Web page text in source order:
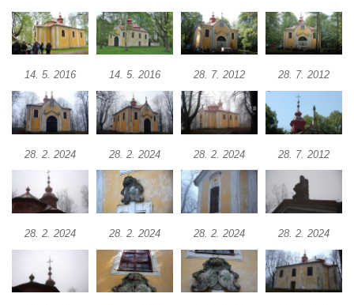
Kaple Panny Marie v Kunčicích nad Labem
Hrobová kaple na hřbitově v Rychnově u
Jablonce nad Nisou
Márnice/hřbitovní kaple na hřbitově v
Rychnově u Jablonce nad Nisou
Výklenková kaple u rozcestí u domu čp. 42
v Krásné u Pěnčína
Márnice na hřbitově v Krásné u Pěnčína
Výklenková kaple naproti domu čp. 34 v
Krásné u Pěnčína
Kostel svatého Josefa v Krásné u Pěnčína
Kostel Panny Marie Pomocné s Ivanitskou
14. 5. 2016 14. 5. 2016 28. 7. 2012 28. 7. 2012
28. 2. 2024 28. 2. 2024 28. 2. 2024 28. 7. 2012
28. 2. 2024 28. 2. 2024 28. 2. 2024 28. 2. 2024